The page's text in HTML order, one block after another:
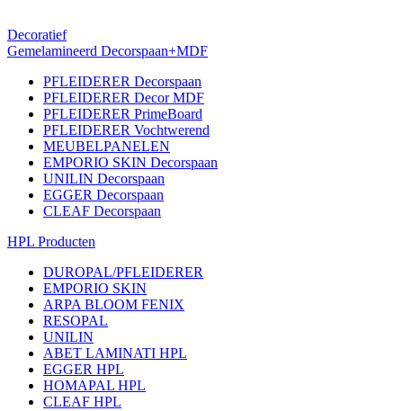
Decoratief
Gemelamineerd Decorspaan+MDF
PFLEIDERER Decorspaan
PFLEIDERER Decor MDF
PFLEIDERER PrimeBoard
PFLEIDERER Vochtwerend
MEUBELPANELEN
EMPORIO SKIN Decorspaan
UNILIN Decorspaan
EGGER Decorspaan
CLEAF Decorspaan
HPL Producten
DUROPAL/PFLEIDERER
EMPORIO SKIN
ARPA BLOOM FENIX
RESOPAL
UNILIN
ABET LAMINATI HPL
EGGER HPL
HOMAPAL HPL
CLEAF HPL